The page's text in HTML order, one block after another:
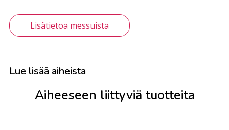
Lisätietoa messuista
Lue lisää aiheista
Aiheeseen liittyviä tuotteita